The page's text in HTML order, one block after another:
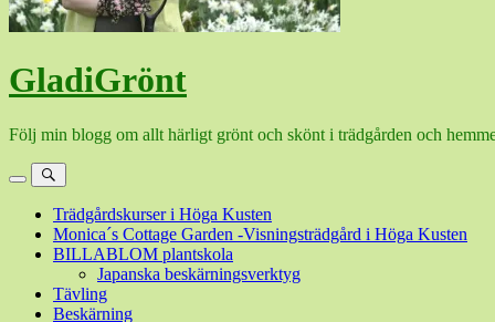
GladiGrönt
Följ min blogg om allt härligt grönt och skönt i trädgården och
MenySök
Trädgårdskurser i Höga Kusten
Monica´s Cottage Garden -Visningsträdgård i Höga Kusten
BILLABLOM plantskola
Japanska beskärningsverktyg
Tävling
Beskärning